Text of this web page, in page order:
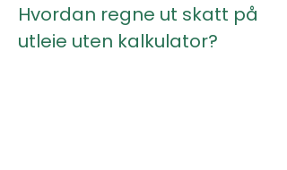
Hvordan regne ut skatt på
utleie uten kalkulator?